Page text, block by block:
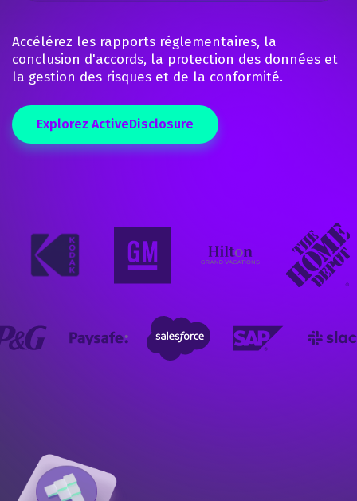
have been condensed or
pursuant to these rules and
although we have strong
the disclosures made are
condensed consolidated
statements contain all
Accélérez les rapports réglementaires, la
conclusion d'accords, la protection des données et
la gestion des risques et de la conformité.
Explorez ActiveDisclosure